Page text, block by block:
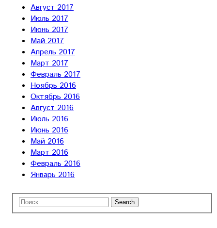
Август 2017
Июль 2017
Июнь 2017
Май 2017
Апрель 2017
Март 2017
Февраль 2017
Ноябрь 2016
Октябрь 2016
Август 2016
Июль 2016
Июнь 2016
Май 2016
Март 2016
Февраль 2016
Январь 2016